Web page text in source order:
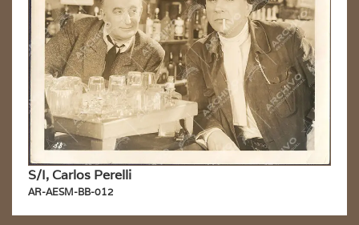
S/I, Carlos Perelli
AR-AESM-BB-012